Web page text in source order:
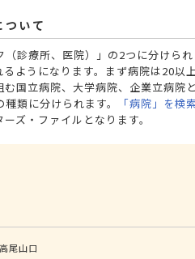
ついて
診療所、医院）」の2つに分けら
ようになります。まず病院は20以
国立病院、大学病院、企業立病院
類に分けられます。
「病院」を検
ズ・ファイルとなります。
高尾山口